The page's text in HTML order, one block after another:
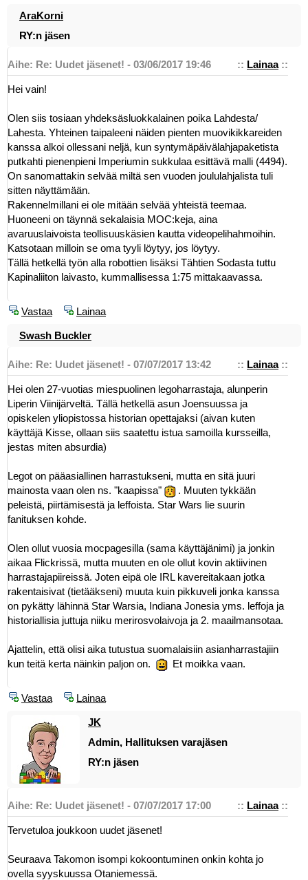
AraKorni
RY:n jäsen
:: Lainaa::
Aihe: Re: Uudet jäsenet! - 03/06/2017 19:46
Hei vain!
Olen siis tosiaan yhdeksäsluokkalainen poika Lahdesta/
Lahesta. Yhteinen taipaleeni näiden pienten muovikikkareiden
kanssa alkoi ollessani neljä, kun syntymäpäivälahjapaketista
putkahti pienenpieni Imperiumin sukkulaa esittävä malli (4494).
On sanomattakin selvää miltä sen vuoden joululahjalista tuli
sitten näyttämään.
Rakennelmillani ei ole mitään selvää yhteistä teemaa.
Huoneeni on täynnä sekalaisia MOC:keja, aina
avaruuslaivoista teollisuuskäsien kautta videopelihahmoihin.
Katsotaan milloin se oma tyyli löytyy, jos löytyy.
Tällä hetkellä työn alla robottien lisäksi Tähtien Sodasta tuttu
Kapinaliiton laivasto, kummallisessa 1:75 mittakaavassa.
Vastaa Lainaa
Swash Buckler
:: Lainaa::
Aihe: Re: Uudet jäsenet! - 07/07/2017 13:42
Hei olen 27-vuotias miespuolinen legoharrastaja, alunperin
Liperin Viinijärveltä. Tällä hetkellä asun Joensuussa ja
opiskelen yliopistossa historian opettajaksi (aivan kuten
käyttäjä Kisse, ollaan siis saatettu istua samoilla kursseilla,
jestas miten absurdia)
Legot on pääasiallinen harrastukseni, mutta en sitä juuri
mainosta vaan olen ns. "kaapissa"
. Muuten tykkään
peleistä, piirtämisestä ja leffoista. Star Wars lie suurin
fanituksen kohde.
Olen ollut vuosia mocpagesilla (sama käyttäjänimi) ja jonkin
aikaa Flickrissä, mutta muuten en ole ollut kovin aktiivinen
harrastajapiireissä. Joten eipä ole IRL kavereitakaan jotka
rakentaisivat (tietääkseni) muuta kuin pikkuveli jonka kanssa
on pykätty lähinnä Star Warsia, Indiana Jonesia yms. leffoja ja
historiallisia juttuja niiku merirosvolaivoja ja 2. maailmansotaa.
Ajattelin, että olisi aika tutustua suomalaisiin asianharrastajiin
kun teitä kerta näinkin paljon on.
Et moikka vaan.
Vastaa Lainaa
JK
Admin, Hallituksen varajäsen
RY:n jäsen
:: Lainaa::
Aihe: Re: Uudet jäsenet! - 07/07/2017 17:00
Tervetuloa joukkoon uudet jäsenet!
Seuraava Takomon isompi kokoontuminen onkin kohta jo
ovella syyskuussa Otaniemessä.